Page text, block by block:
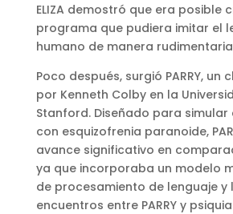
ELIZA demostró que era posible
programa que pudiera imitar el
humano de manera
Poco después, surgió PARRY,
por Kenneth Colby en la
Stanford. Diseñado para simular
con esquizofrenia paranoide,
avance significativo en
ya que incorporaba un modelo
de procesamiento de lenguaje y
encuentros entre PARRY y